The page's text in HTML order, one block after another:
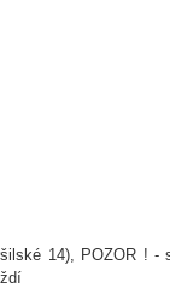
14), POZOR ! -